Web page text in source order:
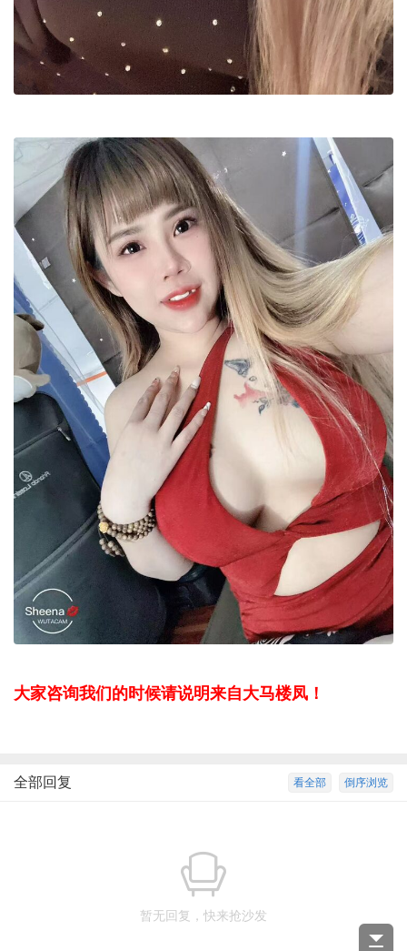
大家咨询我们的时候请说明来自大马楼凤！
倒序浏览
看全部
全部回复
暂无回复，快来抢沙发